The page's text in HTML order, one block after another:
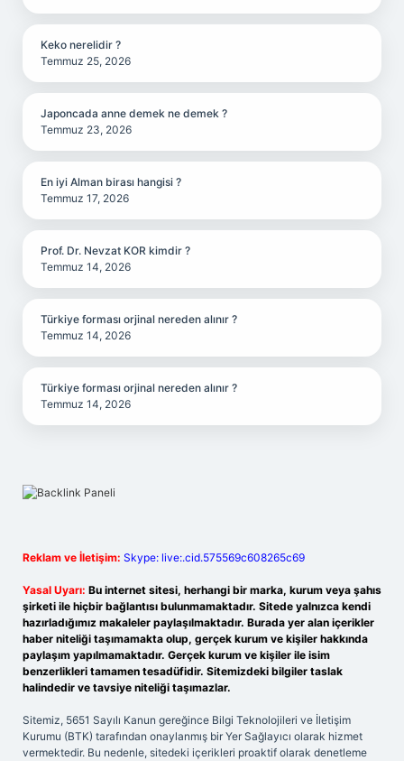
Keko nerelidir ?
Temmuz 25, 2026
Japoncada anne demek ne demek ?
Temmuz 23, 2026
En iyi Alman birası hangisi ?
Temmuz 17, 2026
Prof. Dr. Nevzat KOR kimdir ?
Temmuz 14, 2026
Türkiye forması orjinal nereden alınır ?
Temmuz 14, 2026
Türkiye forması orjinal nereden alınır ?
Temmuz 14, 2026
Reklam ve İletişim: Skype: live:.cid.575569c608265c69
Yasal Uyarı: Bu internet sitesi, herhangi bir marka, kurum veya şahıs
şirketi ile hiçbir bağlantısı bulunmamaktadır. Sitede yalnızca kendi
hazırladığımız makaleler paylaşılmaktadır. Burada yer alan içerikler
haber niteliği taşımamakta olup, gerçek kurum ve kişiler hakkında
paylaşım yapılmamaktadır. Gerçek kurum ve kişiler ile isim
benzerlikleri tamamen tesadüfidir. Sitemizdeki bilgiler taslak
halindedir ve tavsiye niteliği taşımazlar.
Sitemiz, 5651 Sayılı Kanun gereğince Bilgi Teknolojileri ve İletişim
Kurumu (BTK) tarafından onaylanmış bir Yer Sağlayıcı olarak hizmet
vermektedir. Bu nedenle, sitedeki içerikleri proaktif olarak denetleme